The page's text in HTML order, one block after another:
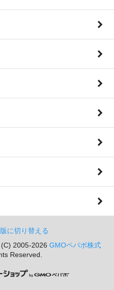
に切り替える
2005-2026 GMOペパボ株式
Reserved.